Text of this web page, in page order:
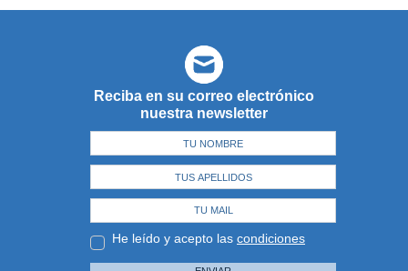
Reciba en su correo electrónico
nuestra newsletter
He leído y acepto las condiciones